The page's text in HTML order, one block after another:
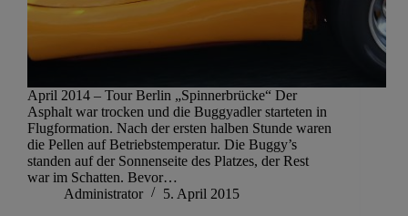
April 2014 – Tour Berlin „Spinnerbrücke“ Der
Asphalt war trocken und die Buggyadler starteten in
Flugformation. Nach der ersten halben Stunde waren
die Pellen auf Betriebstemperatur. Die Buggy’s
standen auf der Sonnenseite des Platzes, der Rest
war im Schatten. Bevor…
Administrator
5. April 2015